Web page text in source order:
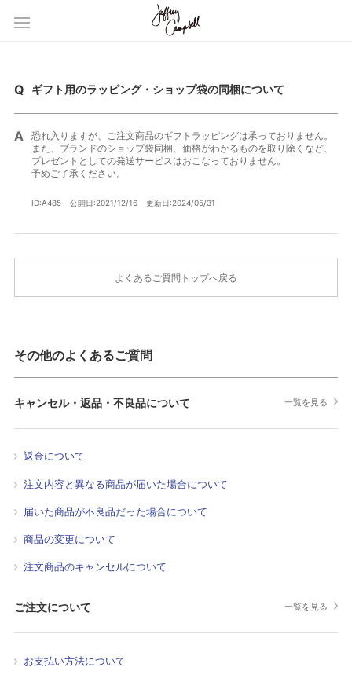
ギフト用のラッピング・ショップ袋の同梱について
恐れ入りますが、ご注文商品のギフトラッピングは承っておりません。
また、ブランドのショップ袋同梱、価格がわかるものを取り除くなど、
プレゼントとしての発送サービスはおこなっておりません。
予めご了承ください。
ID:A485 公開日:2021/12/16 更新日:2024/05/31
よくあるご質問トップへ戻る
その他のよくあるご質問
キャンセル・返品・不良品について 一覧を見る
返金について
注文内容と異なる商品が届いた場合について
届いた商品が不良品だった場合について
商品の変更について
注文商品のキャンセルについて
ご注文について 一覧を見る
お支払い方法について